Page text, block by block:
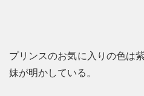
プリンスのお気に入りの色は
妹が明かしている。